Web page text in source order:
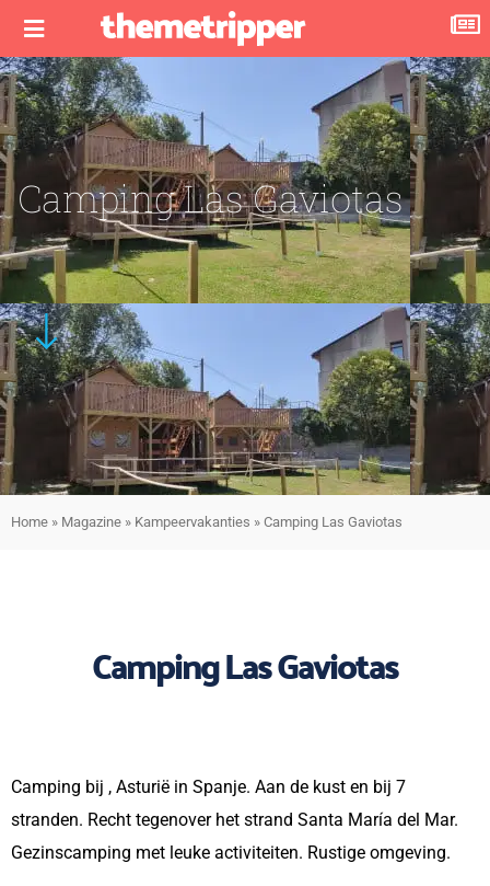
Camping Las Gaviotas
Home » Magazine » Kampeervakanties » Camping Las Gaviotas
Camping Las Gaviotas
Camping bij , Asturië in Spanje. Aan de kust en bij 7
stranden. Recht tegenover het strand Santa María del Mar.
Gezinscamping met leuke activiteiten. Rustige omgeving.